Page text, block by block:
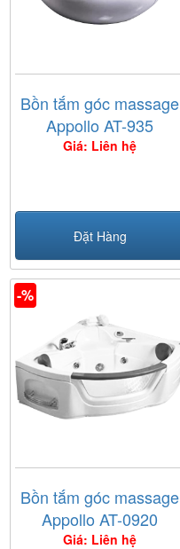
Bồn tắm góc massage
Appollo AT-935
Giá: Liên hệ
Đặt Hàng
-%
Bồn tắm góc massage
Appollo AT-0920
Giá: Liên hệ